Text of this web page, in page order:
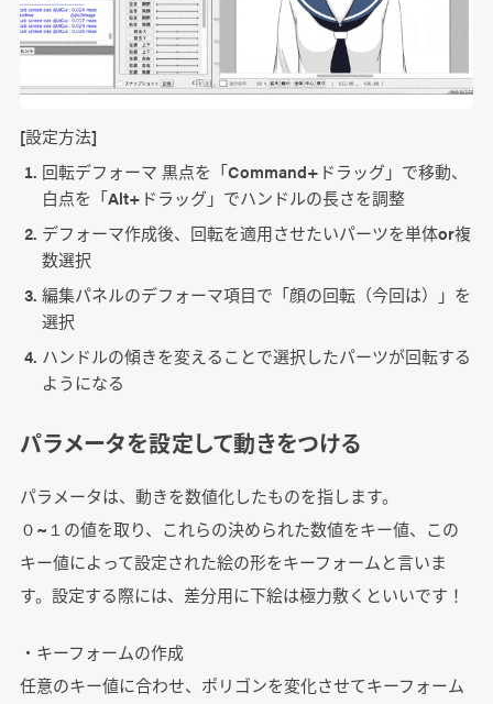
[設定方法]
回転デフォーマ 黒点を「Command+ドラッグ」で移動、
白点を「Alt+ドラッグ」でハンドルの長さを調整
デフォーマ作成後、回転を適用させたいパーツを単体or複
数選択
編集パネルのデフォーマ項目で「顔の回転（今回は）」を
選択
ハンドルの傾きを変えることで選択したパーツが回転する
ようになる
パラメータを設定して動きをつける
パラメータは、動きを数値化したものを指します。
０~１の値を取り、これらの決められた数値をキー値、この
キー値によって設定された絵の形をキーフォームと言いま
す。設定する際には、差分用に下絵は極力敷くといいです！
・キーフォームの作成
任意のキー値に合わせ、ポリゴンを変化させてキーフォーム